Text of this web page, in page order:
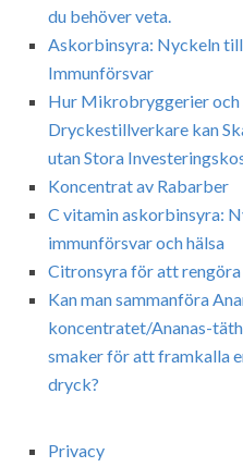
du behöver veta.
Askorbinsyra: Nyckeln
Immunförsvar
Hur Mikrobryggerier och
Dryckestillverkare kan
utan Stora
Koncentrat av Rabarber
C vitamin askorbinsyra:
immunförsvar och hälsa
Citronsyra för att
Kan man sammanföra
koncentratet/Ananas-
smaker för att framkalla
dryck?
Privacy